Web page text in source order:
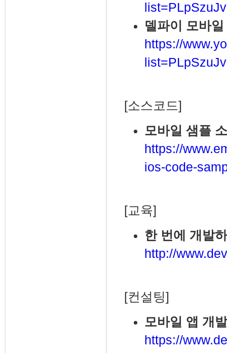
델파이 모바
https://
[소스코드]
모바일 샘플
https://
ios-code-
[교육]
한 번에 개발
http://
[컨설팅]
모바일 앱 개
https://